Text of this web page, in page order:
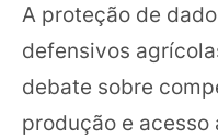
A proteção de
defensivos
debate sobre
produção e